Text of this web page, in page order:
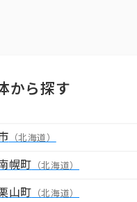
から探す
（北海道）
幌町 （北海道）
山町 （北海道）